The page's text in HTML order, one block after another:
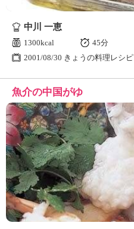
中川 一恵
1300kcal
45分
2001/08/30 きょうの料理レシピ
魚介の中国がゆ